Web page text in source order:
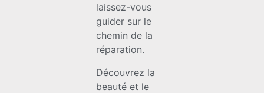
laissez-vous
guider sur le
chemin de la
réparation.
Découvrez la
beauté et le